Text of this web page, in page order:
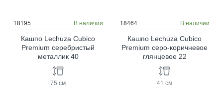
18195 В наличии
Кашпо Lechuza Cubico
Premium серебристый
металлик 40
75 см
18464 В наличии
Кашпо Lechuza Cubico
Premium серо-коричневое
глянцевое 22
41 см